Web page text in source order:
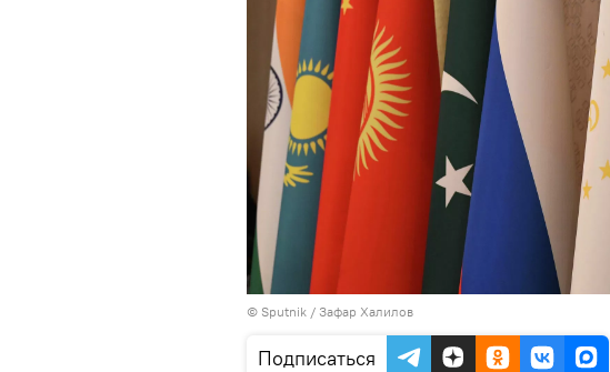
© Sputnik / Зафар Халилов
Подписаться